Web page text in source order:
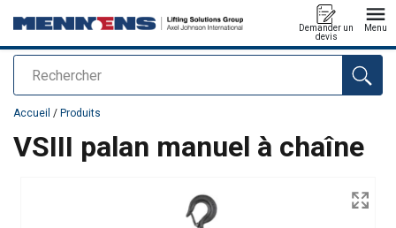
Rechercher
Demander un
devis
Menu
Ajouté au panier
Accueil / Produits
VSIII palan manuel à chaîne